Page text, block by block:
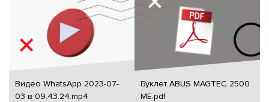
Видео WhatsApp 2023-07-
03 в 09.43.24.mp4
Буклет ABUS MAGTEC 2500
ME.pdf